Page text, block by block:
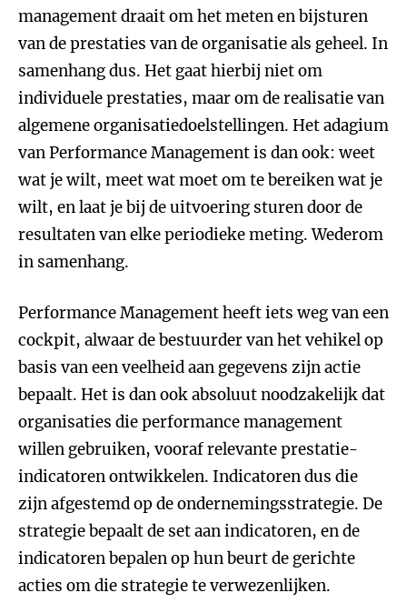
management draait om het meten en bijsturen
van de prestaties van de organisatie als geheel. In
samenhang dus. Het gaat hierbij niet om
individuele prestaties, maar om de realisatie van
algemene organisatiedoelstellingen. Het adagium
van Performance Management is dan ook: weet
wat je wilt, meet wat moet om te bereiken wat je
wilt, en laat je bij de uitvoering sturen door de
resultaten van elke periodieke meting. Wederom
in samenhang.
Performance Management heeft iets weg van een
cockpit, alwaar de bestuurder van het vehikel op
basis van een veelheid aan gegevens zijn actie
bepaalt. Het is dan ook absoluut noodzakelijk dat
organisaties die performance management
willen gebruiken, vooraf relevante prestatie-
indicatoren ontwikkelen. Indicatoren dus die
zijn afgestemd op de ondernemingsstrategie. De
strategie bepaalt de set aan indicatoren, en de
indicatoren bepalen op hun beurt de gerichte
acties om die strategie te verwezenlijken.